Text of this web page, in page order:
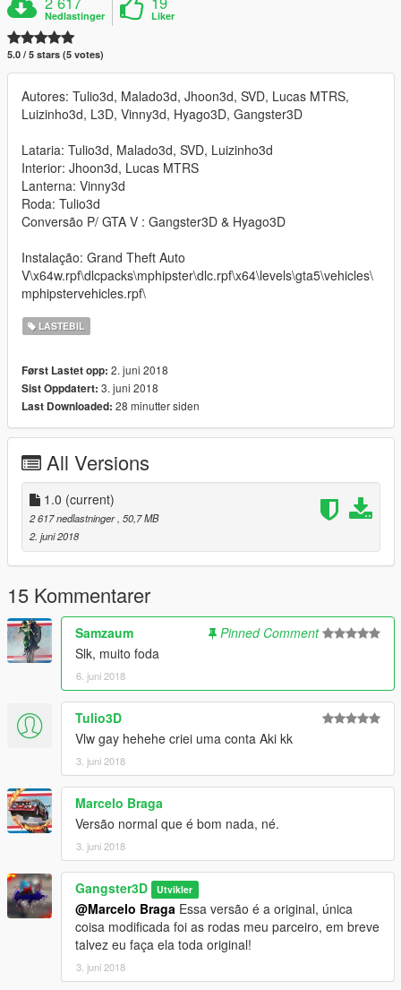
Nedlastinger Liker
5.0 / 5 stars (5 votes)
Autores: Tulio3d, Malado3d, Jhoon3d, SVD, Lucas MTRS,
Luizinho3d, L3D, Vinny3d, Hyago3D, Gangster3D
Lataria: Tulio3d, Malado3d, SVD, Luizinho3d
Interior: Jhoon3d, Lucas MTRS
Lanterna: Vinny3d
Roda: Tulio3d
Conversão P/ GTA V : Gangster3D & Hyago3D
Instalação: Grand Theft Auto
V\x64w.rpf\dlcpacks\mphipster\dlc.rpf\x64\levels\gta5\vehicles\
mphipstervehicles.rpf\
LASTEBIL
Først Lastet opp: 2. juni 2018
Sist Oppdatert: 3. juni 2018
Last Downloaded: 28 minutter siden
All Versions
1.0 (current)
2 617 nedlastninger , 50,7 MB
2. juni 2018
15 Kommentarer
Samzaum
Pinned Comment
Slk, muito foda
6. juni 2018
Tulio3D
Vlw gay hehehe criei uma conta Aki kk
3. juni 2018
Marcelo Braga
Versão normal que é bom nada, né.
3. juni 2018
Gangster3D Utvikler
@Marcelo Braga Essa versão é a original, única
coisa modificada foi as rodas meu parceiro, em breve
talvez eu faça ela toda original!
3. juni 2018